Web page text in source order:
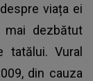
viața ei
mai dezbătut
tatălui. Vural
din cauza